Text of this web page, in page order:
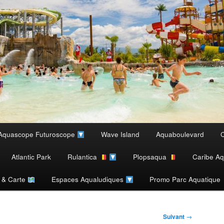
Futuroscope Wave Island Aquaboulevard
Atlantic Park Rulantica Plopsaqua Caribe
Carte Espaces Aqualudiques Promo Parc Aquatique
Suivant →